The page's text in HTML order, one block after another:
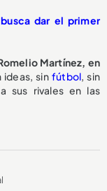
dar el primer
Martínez, en
ideas, sin fútbol, sin
sus rivales en las